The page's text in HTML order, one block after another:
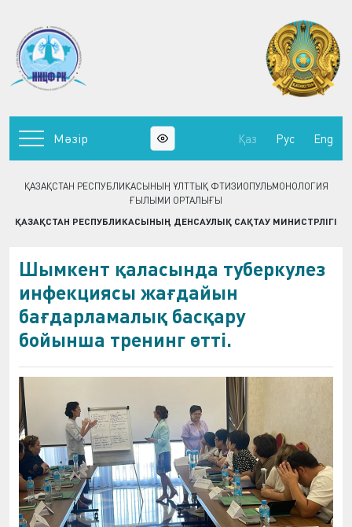
ҚАЗАҚСТАН РЕСПУБЛИКАСЫНЫҢ ҰЛТТЫҚ ФТИЗИОПУЛЬМОНОЛОГИЯ
ҒЫЛЫМИ ОРТАЛЫҒЫ
ҚАЗАҚСТАН РЕСПУБЛИКАСЫНЫҢ ДЕНСАУЛЫҚ САҚТАУ МИНИСТРЛІГІ
Мәзір Қаз Рус Eng
Шымкент қаласында туберкулез
инфекциясы жағдайын
бағдарламалық басқару
бойынша тренинг өтті.